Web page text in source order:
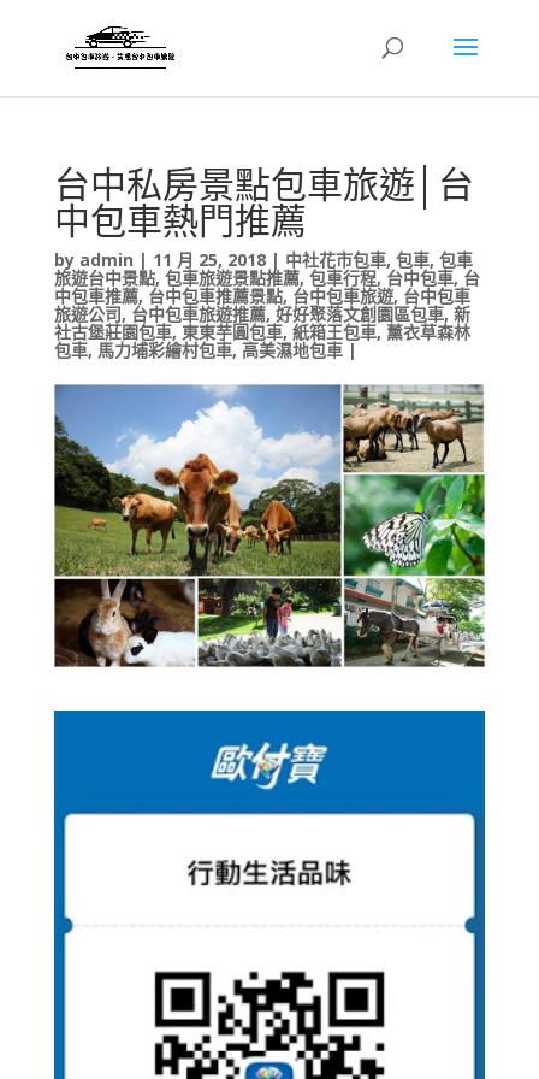
台中私房景點包車旅遊│台
中包車熱門推薦
by admin | 11 月 25, 2018| 中社花市包車, 包車, 包車
旅遊台中景點, 包車旅遊景點推薦, 包車行程, 台中包車, 台
中包車推薦, 台中包車推薦景點, 台中包車旅遊, 台中包車
旅遊公司, 台中包車旅遊推薦, 好好聚落文創園區包車, 新
社古堡莊園包車, 東東芋圓包車, 紙箱王包車, 薰衣草森林
包車, 馬力埔彩繪村包車, 高美濕地包車|